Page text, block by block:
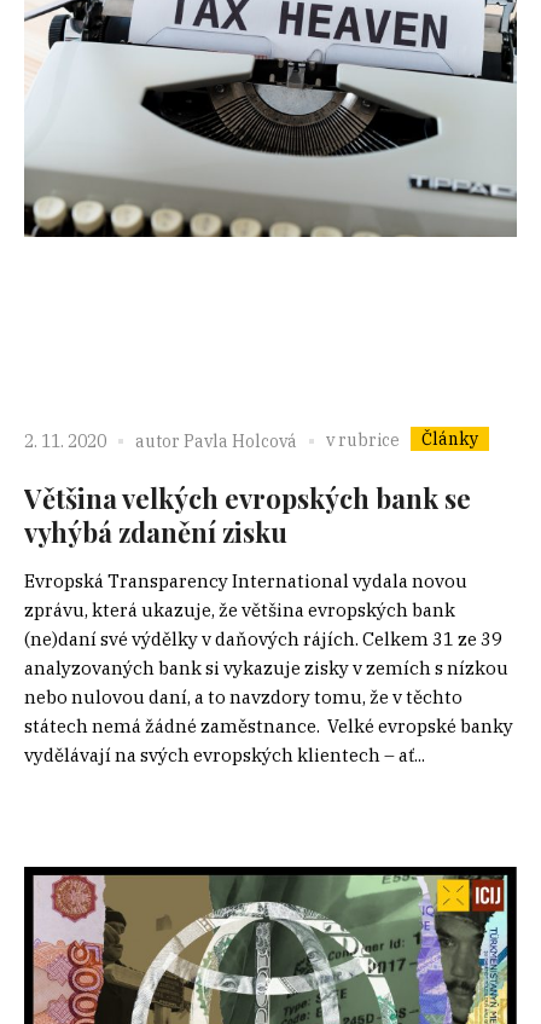
2. 11. 2020 autor Pavla Holcová v rubrice Články
Většina velkých evropských bank se
vyhýbá zdanění zisku
Evropská Transparency International vydala novou
zprávu, která ukazuje, že většina evropských bank
(ne)daní své výdělky v daňových rájích. Celkem 31 ze 39
analyzovaných bank si vykazuje zisky v zemích s nízkou
nebo nulovou daní, a to navzdory tomu, že v těchto
státech nemá žádné zaměstnance. Velké evropské banky
vydělávají na svých evropských klientech – ať...